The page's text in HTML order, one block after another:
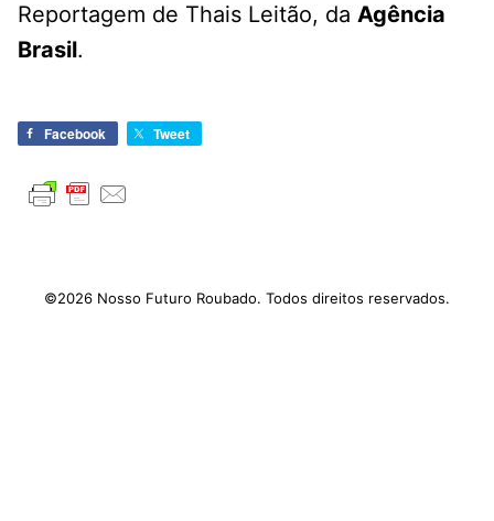
Reportagem de Thais Leitão, da Agência
Brasil.
Facebook Tweet
©2026 Nosso Futuro Roubado. Todos direitos reservados.